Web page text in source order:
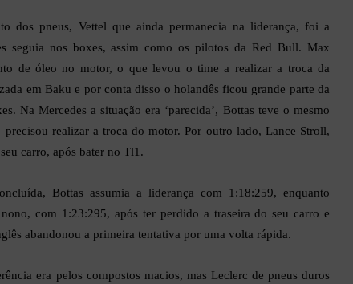
dos pneus, Vettel que ainda permanecia na liderança, foi a
seguia nos boxes, assim como os pilotos da Red Bull. Max
de óleo no motor, o que levou o time a realizar a troca da
em Baku e por conta disso o holandês ficou grande parte da
Na Mercedes a situação era ‘parecida’, Bottas teve o mesmo
realizar a troca do motor. Por outro lado, Lance Stroll,
carro, após bater no Tl1.
Bottas assumia a liderança com 1:18:259, enquanto
com 1:23:295, após ter perdido a traseira do seu carro e
abandonou a primeira tentativa por uma volta rápida.
era pelos compostos macios, mas Leclerc de pneus duros